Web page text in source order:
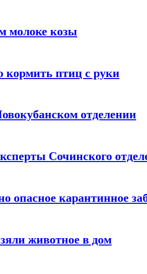
молоке козы
кормить птиц с руки
отделении
Сочинского
опасное карантинное
животное в дом